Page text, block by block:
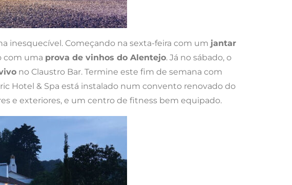
inesquecível. Começando na sexta-feira com um jantar
com uma prova de vinhos do Alentejo. Já no sábado, o
no Claustro Bar. Termine este fim de semana com
Hotel & Spa está instalado num convento renovado do
e exteriores, e um centro de fitness bem equipado.